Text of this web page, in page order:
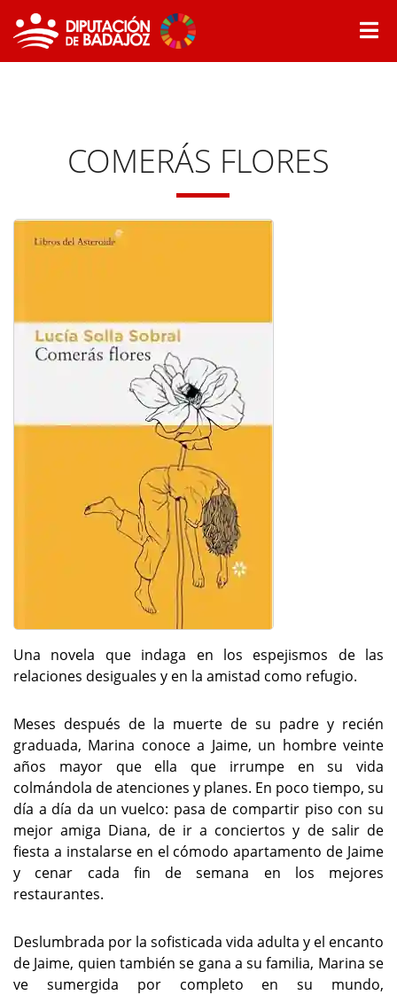
COMERÁS FLORES
Una novela que indaga en los espejismos de las
relaciones desiguales y en la amistad como refugio.
Meses después de la muerte de su padre y recién
graduada, Marina conoce a Jaime, un hombre veinte
años mayor que ella que irrumpe en su vida
colmándola de atenciones y planes. En poco tiempo, su
día a día da un vuelco: pasa de compartir piso con su
mejor amiga Diana, de ir a conciertos y de salir de
fiesta a instalarse en el cómodo apartamento de Jaime
y cenar cada fin de semana en los mejores
restaurantes.
Deslumbrada por la sofisticada vida adulta y el encanto
de Jaime, quien también se gana a su familia, Marina se
ve sumergida por completo en su mundo,